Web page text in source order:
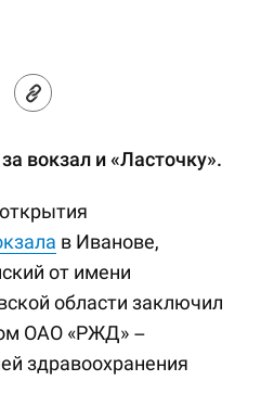
вокзал и «Ласточку».
в Иванове,
от имени
области заключил
ОАО «РЖД» –
здравоохранения